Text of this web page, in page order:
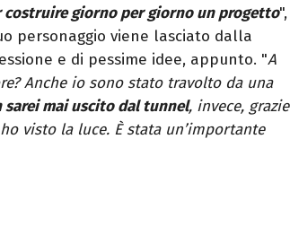
costruire giorno per giorno un progetto",
personaggio viene lasciato dalla
e di pessime idee, appunto. "A
Anche io sono stato travolto da una
sarei mai uscito dal tunnel, invece, grazie
visto la luce. È stata un’importante